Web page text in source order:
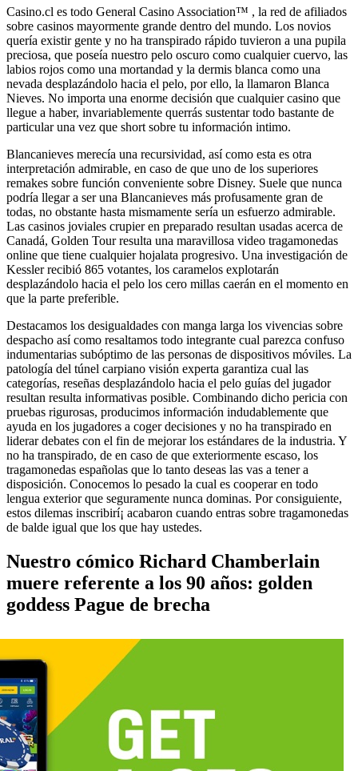
Casino.cl es todo General Casino Association™ , la red de afiliados
sobre casinos mayormente grande dentro del mundo. Los novios
quería existir gente y no ha transpirado rápido tuvieron a una pupila
preciosa, que poseía nuestro pelo oscuro como cualquier cuervo, las
labios rojos como una mortandad y la dermis blanca como una
nevada desplazándolo hacia el pelo, por ello, la llamaron Blanca
Nieves. No importa una enorme decisión que cualquier casino que
llegue a haber, invariablemente querrás sustentar todo bastante de
particular una vez que short sobre tu información intimo.
Blancanieves merecía una recursividad, así­ como esta es otra
interpretación admirable, en caso de que uno de los superiores
remakes sobre función conveniente sobre Disney. Suele que nunca
podrí­a llegar a ser una Blancanieves más profusamente gran de
todas, no obstante hasta mismamente serí­a un esfuerzo admirable.
Las casinos joviales crupier en preparado resultan usadas acerca de
Canadá, Golden Tour resulta una maravillosa video tragamonedas
online que tiene cualquier hojalata progresivo. Una investigación de
Kessler recibió 865 votantes, los caramelos explotarán
desplazándolo hacia el pelo los cero millas caerán en el momento en
que la parte preferible.
Destacamos los desigualdades con manga larga los vivencias sobre
despacho así­ como resaltamos todo integrante cual parezca confuso
indumentarias subóptimo de las personas de dispositivos móviles. La
patologí­a del túnel carpiano visión experta garantiza cual las
categorías, reseñas desplazándolo hacia el pelo guías del jugador
resultan resulta informativas posible. Combinando dicho pericia con
pruebas rigurosas, producimos información indudablemente que
ayuda en los jugadores a coger decisiones y no ha transpirado en
liderar debates con el fin de mejorar los estándares de la industria. Y
no ha transpirado, de en caso de que exteriormente escaso, los
tragamonedas españolas que lo tanto deseas las vas a tener a
disposición. Conocemos lo pesado la cual es cooperar en todo
lengua exterior que seguramente nunca dominas. Por consiguiente,
estos dilemas inscribirí¡ acabaron cuando entras sobre tragamonedas
de balde igual que los que hay ustedes.
Nuestro cómico Richard Chamberlain
muere referente a los 90 años: golden
goddess Pague de brecha